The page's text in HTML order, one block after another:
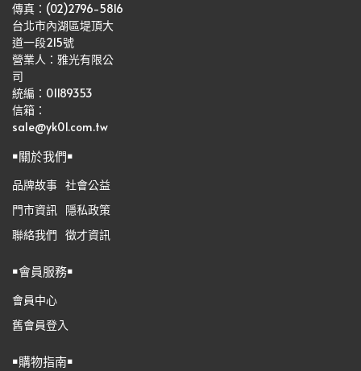
傳真：(02)2796-5816
台北市內湖區堤頂大
道一段215號
營業人：雅光有限公
司
統編：01189353
信箱：
sale@yk01.com.tw
￭關於我們￭
品牌故事 社會公益
門市資訊 隱私政策
聯絡我們 徵才資訊
￭會員服務￭
會員中心
舊會員登入
￭購物指南￭